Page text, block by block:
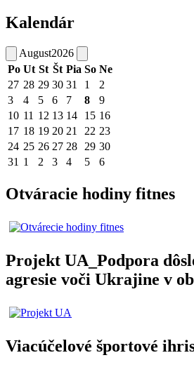
Kalendár
August2026
Po Ut St Št Pia So Ne
27 28 29 30 31 1
2
3
4 5 6 7 8
9
10 11 12 13 14 15 16
17 18 19 20 21 22 23
24 25 26 27 28 29 30
31 1 2 3 4 5 6
Otváracie hodiny fitnes
Projekt UA_Podpora
agresie voči Ukrajine v
Viacúčelové športové